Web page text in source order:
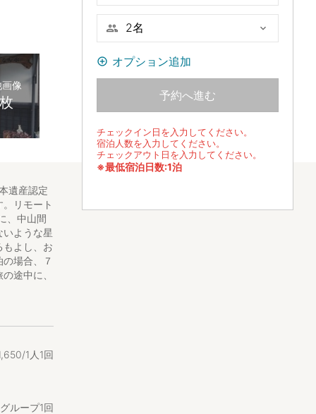
ト
オプション追加
予約へ進む
チェックイン日を入力してください。
宿泊人数を入力してください。
チェックアウト日を入力してください。
※最低宿泊日数:1泊
像
遺産認定
リモート
、中山間
ような星
よし、お
場合、７
途中に、
方は予約
分、杉
,650/1人1回
ループ1回